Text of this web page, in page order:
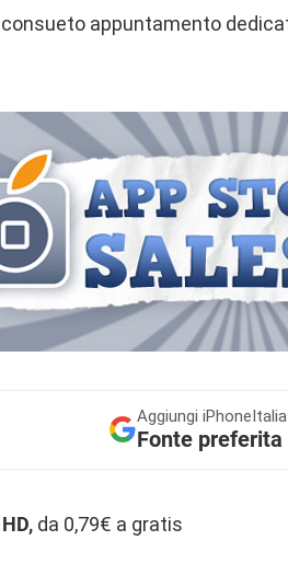
appuntamento
Aggiungi
Fonte preferita
da 0,79€ a gratis